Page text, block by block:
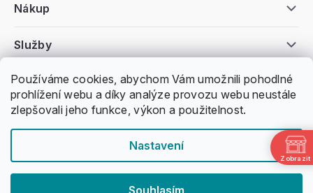
Používáme cookies, abychom Vám umožnili pohodlné
prohlížení webu a díky analýze provozu webu neustále
zlepšovali jeho funkce, výkon a použitelnost.
Nastavení
Souhlasím
Všeobecné informace
Nákup
Služby
Zobrazit